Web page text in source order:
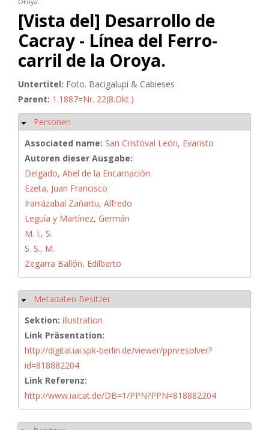
[Vista del] Desarrollo de
Cacray - Línea del Ferro-
carril de la Oroya.
Untertitel: Foto. Bacigalupi & Cabieses
Parent: 1.1887=Nr. 22(8.Okt.)
Hide
Personen
Associated name: San Cristóval León, Evaristo
Autoren dieser Ausgabe:
Delgado, Abel de la Encarnación
Ezeta, Juan Francisco
Irarrázabal Zañartu, Alfredo
Leguía y Martínez, Germán
M. I., S.
S. S., M.
Zegarra Ballón, Edilberto
Hide
Metadaten Besitzer
Sektion: illustration
Link Präsentation:
http://digital.iai.spk-berlin.de/viewer/ppnresolver?
id=818882204
Link Referenz:
http://www.iaicat.de/DB=1/PPN?PPN=818882204